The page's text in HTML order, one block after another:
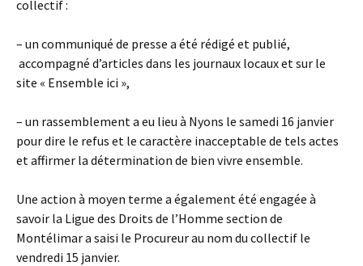
collectif :
– un communiqué de presse a été rédigé et publié,
accompagné d’articles dans les journaux locaux et sur le
site « Ensemble ici »,
– un rassemblement a eu lieu à Nyons le samedi 16 janvier
pour dire le refus et le caractère inacceptable de tels actes
et affirmer la détermination de bien vivre ensemble.
Une action à moyen terme a également été engagée à
savoir la Ligue des Droits de l’Homme section de
Montélimar a saisi le Procureur au nom du collectif le
vendredi 15 janvier.